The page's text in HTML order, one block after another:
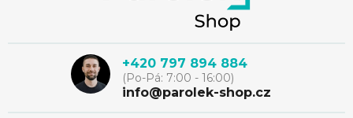
+420 797 894 884
(Po-Pá: 7:00 - 16:00)
info@parolek-shop.cz